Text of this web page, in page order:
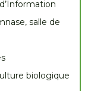
salle de
biologique